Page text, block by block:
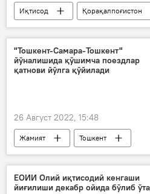
Иқтисод
Қорақалпоғистон
Шавкат Мирзиёев
тадбиркор
"Тошкент-Самара-Тошкент"
йўналишида қўшимча поездлар
қатнови йўлга қўйилади
26 Август 2022, 15:48
Жамият
Тошкент
поезд қатнови
Россия
ЕОИИ Олий иқтисодий кенгаши
йиғилиши декабр ойида бўлиб